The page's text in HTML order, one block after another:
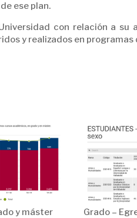
ese plan.
con relación a su
y realizados en programas
y máster
Grado –